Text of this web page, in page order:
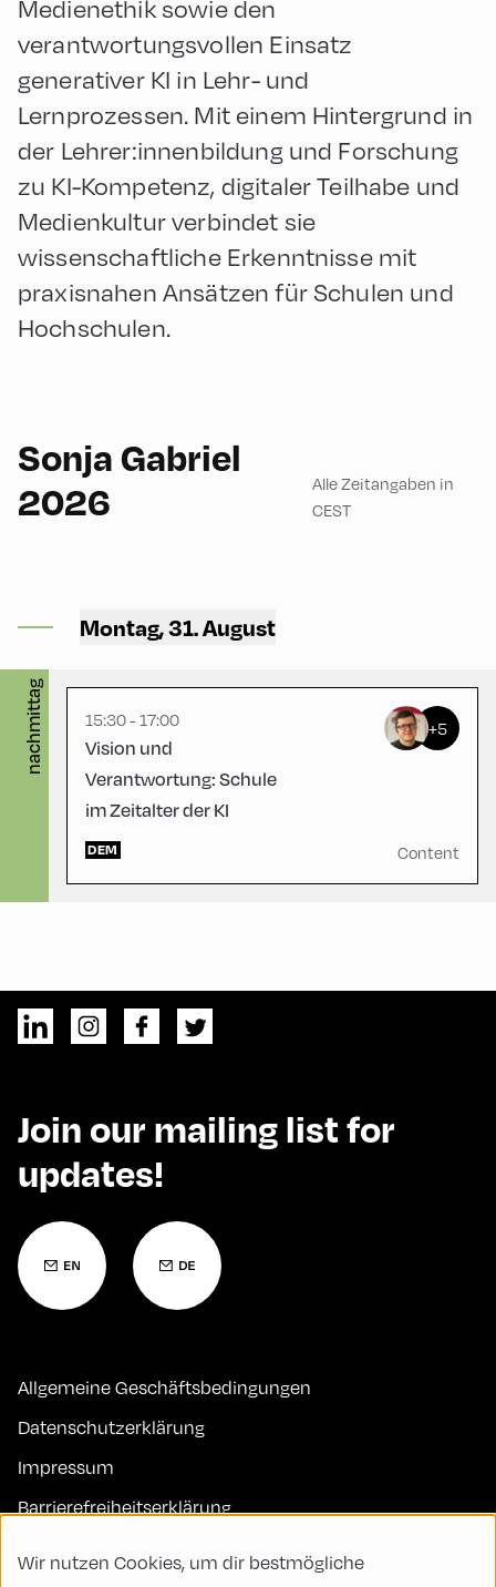
Medienethik sowie den
verantwortungsvollen Einsatz
generativer KI in Lehr- und
Lernprozessen. Mit einem Hintergrund in
der Lehrer:innenbildung und Forschung
zu KI-Kompetenz, digitaler Teilhabe und
Medienkultur verbindet sie
wissenschaftliche Erkenntnisse mit
praxisnahen Ansätzen für Schulen und
Hochschulen.
Sonja Gabriel
2026
Alle Zeitangaben in
CEST
Montag, 31. August
nachmittag
CCA – Schrödinger-Saal
15:30 - 17:00
Vision und
Verantwortung: Schule
im Zeitalter der KI
+5
DEM Content
Join our mailing list for
updates!
Allgemeine Geschäftsbedingungen
Datenschutzerklärung
Impressum
Barrierefreiheitserklärung
Wir nutzen Cookies, um dir bestmögliche